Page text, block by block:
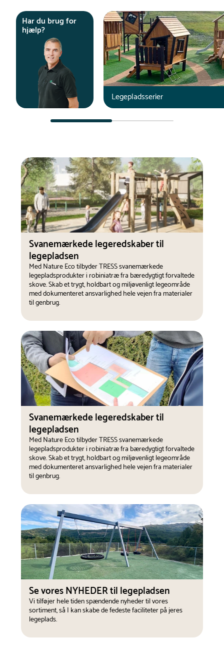
Har du brug for
hjælp?
Legepladsserier
Svanemærkede legeredskaber til
legepladsen
Med Nature Eco tilbyder TRESS svanemærkede
legepladsprodukter i robiniatræ fra bæredygtigt forvaltede
skove. Skab et trygt, holdbart og miljøvenligt legeområde
med dokumenteret ansvarlighed hele vejen fra materialer
til genbrug.
Svanemærkede legeredskaber til
legepladsen
Med Nature Eco tilbyder TRESS svanemærkede
legepladsprodukter i robiniatræ fra bæredygtigt forvaltede
skove. Skab et trygt, holdbart og miljøvenligt legeområde
med dokumenteret ansvarlighed hele vejen fra materialer
til genbrug.
Se vores NYHEDER til legepladsen
Vi tilføjer hele tiden spændende nyheder til vores
sortiment, så I kan skabe de fedeste faciliteter på jeres
legeplads.